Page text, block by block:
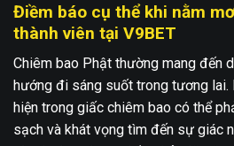
Điềm báo cụ thể khi nằm
thành viên tại V9BET
Chiêm bao Phật thường mang đến
hướng đi sáng suốt trong tương
hiện trong giấc chiêm bao có thể
sạch và khát vọng tìm đến sự giác